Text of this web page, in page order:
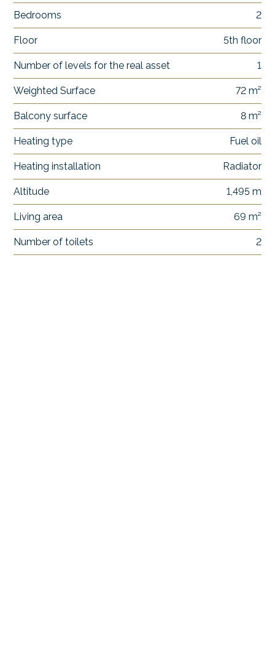
Bedrooms 2
Floor 5th floor
Number of levels for the real asset 1
Weighted Surface 72 m²
Balcony surface 8 m²
Heating type Fuel oil
Heating installation Radiator
Altitude 1,495 m
Living area 69 m²
Number of toilets 2